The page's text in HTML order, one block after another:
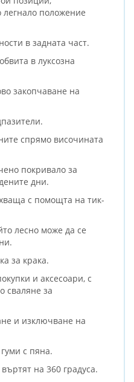
положение
в задната част.
в луксозна
закопчаване на
спрямо височината
покривало за
дни.
с помощта на тик-
лесно може да се
за крака.
и аксесоари, с
сваляне за
и изключване на
с пяна.
на 360 градуса.